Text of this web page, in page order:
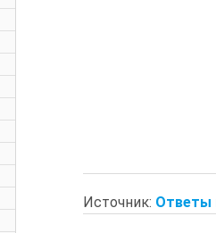
Источник: Ответы